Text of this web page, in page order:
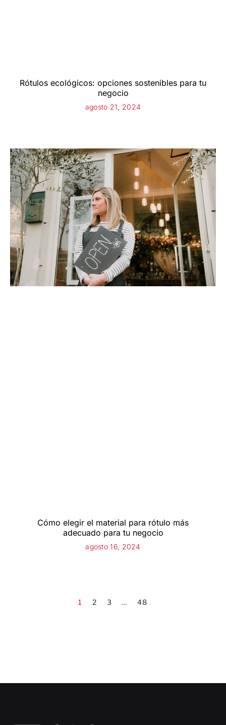
Rótulos ecológicos: opciones sostenibles para tu
negocio
agosto 21, 2024
Cómo elegir el material para rótulo más
adecuado para tu negocio
agosto 16, 2024
1 2 3 … 48